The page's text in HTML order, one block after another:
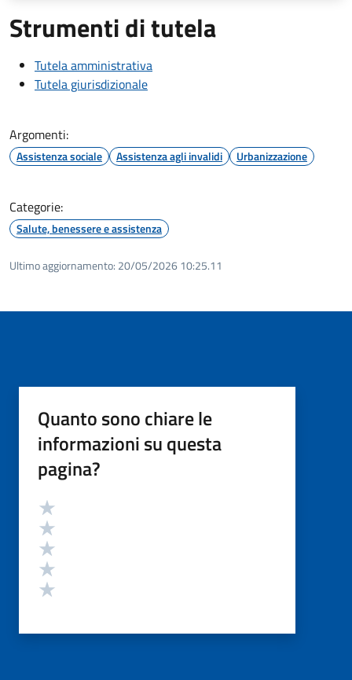
Strumenti di tutela
Tutela amministrativa
Tutela giurisdizionale
Argomenti:
Assistenza sociale Assistenza agli invalidi Urbanizzazione
Categorie:
Salute, benessere e assistenza
Ultimo aggiornamento: 20/05/2026 10:25.11
Quanto sono chiare le
informazioni su questa
pagina?
Valutazione